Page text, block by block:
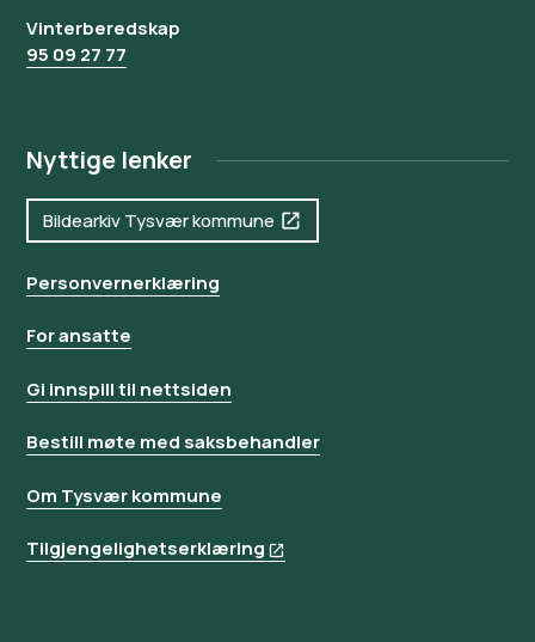
Vinterberedskap
95 09 27 77
Nyttige lenker
Bildearkiv Tysvær kommune
Personvernerklæring
For ansatte
Gi innspill til nettsiden
Bestill møte med saksbehandler
Om Tysvær kommune
Tilgjengelighetserklæring